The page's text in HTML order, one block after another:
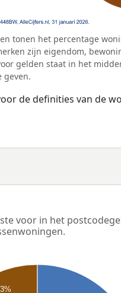
tonen het percentage
zijn eigendom,
gelden staat in het
geven.
de definities van de
voor in het